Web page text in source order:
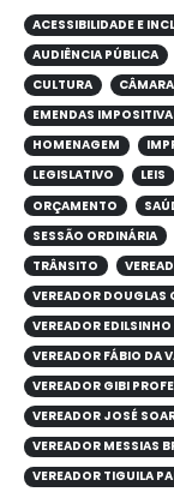
ACESSIBILIDADE E
AUDIÊNCIA PÚBLICA
CULTURA
CÂMARA
EMENDAS
HOMENAGEM
LEGISLATIVO
LEIS
ORÇAMENTO
SESSÃO ORDINÁRIA
TRÂNSITO
VEREADOR DOUGLAS
VEREADOR
VEREADOR FÁBIO DA
VEREADOR GIBI
VEREADOR JOSÉ
VEREADOR MESSIAS
VEREADOR TIGUILA